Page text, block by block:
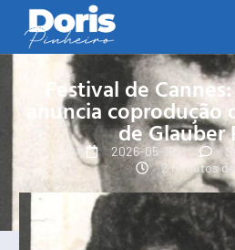
Festival de
anuncia
de Glauber
2026-05-15
2 minutos